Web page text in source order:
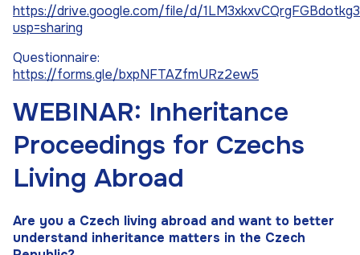
https://drive.google.com/file/d/
usp=sharing
Questionnaire:
https://forms.gle/bxpNFTAZfmURz2ew5
WEBINAR: Inheritance
Proceedings for Czechs
Living Abroad
Are you a Czech living abroad and want to better
understand inheritance matters in the Czech